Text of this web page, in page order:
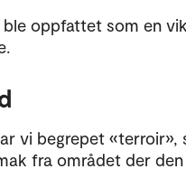
oppfattet som en
vi begrepet «terroir»,
fra området der